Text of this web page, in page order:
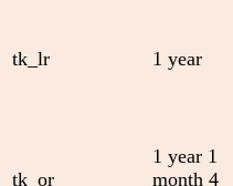
tk_lr 1 year
tk_or
1 year 1
month 4